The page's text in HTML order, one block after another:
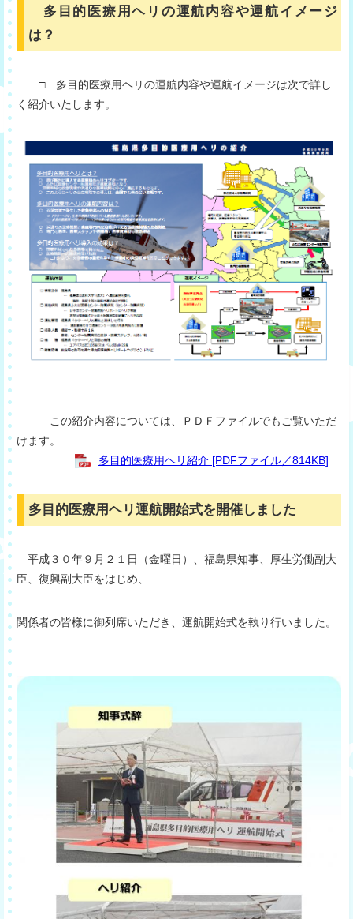
多目的医療用ヘリの運航内容や運航イメージ
は？
□ 多目的医療用ヘリの運航内容や運航イメージは次で詳し
く紹介いたします。
この紹介内容については、ＰＤＦファイルでもご覧いただ
けます。
多目的医療用ヘリ紹介 [PDFファイル／814KB]
多目的医療用ヘリ運航開始式を開催しました
平成３０年９月２１日（金曜日）、福島県知事、厚生労働副大
臣、復興副大臣をはじめ、
関係者の皆様に御列席いただき、運航開始式を執り行いました。